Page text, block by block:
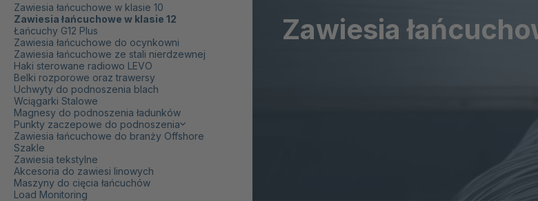
Zawiesia łańcuchowe w klasie 10
Zawiesia łańcuchowe w klasie 12
Łańcuchy G12 Plus
Zawiesia łańcuchowe do ocynkowni
Zawiesia łańcuchowe ze stali nierdzewnej
Haki sterowane radiowo LEVO
Belki rozporowe oraz trawersy
Uchwyty do podnoszenia blach
Wciągarki Stalowe
Magnesy do podnoszenia ładunków
Punkty zaczepowe do podnoszenia
Zawiesia łańcuchowe do branży Offshore
Szakle
Zawiesia tekstylne
Akcesoria do zawiesi linowych
Maszyny do cięcia łańcuchów
Load Monitoring
Zawiesia